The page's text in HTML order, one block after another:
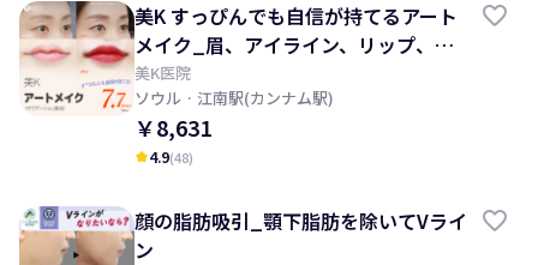
美K すっぴんでも自信が持てるアート
メイク_眉、アイライン、リップ、頭
皮、ヘアライン
美K医院
ソウル · 江南駅(カンナム駅)
￥8,631
kid_star4.9(48)
顔の脂肪吸引_顎下脂肪を除いてVライ
ン